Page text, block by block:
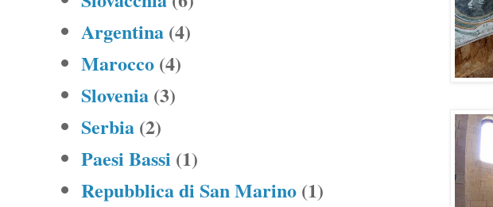
Argentina (4)
Marocco (4)
Slovenia (3)
Serbia (2)
Paesi Bassi (1)
Repubblica di San Marino (1)